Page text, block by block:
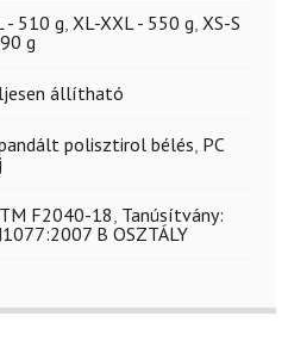
- 510 g, XL-XXL - 550 g, XS-S
g
állítható
polisztirol bélés, PC
F2040-18, Tanúsítvány:
B OSZTÁLY